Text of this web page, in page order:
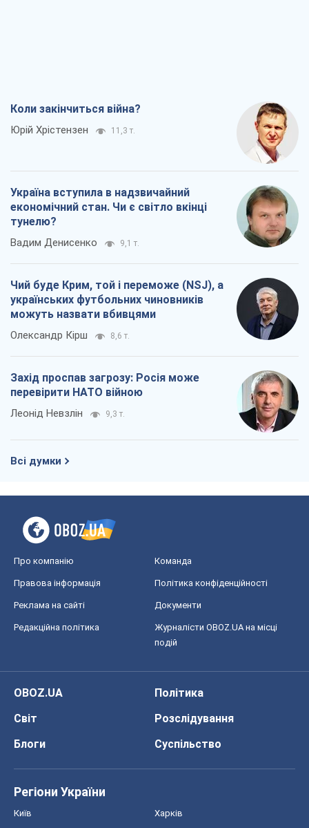
Коли закінчиться війна?
Юрій Хрістензен 11,3 т.
Україна вступила в надзвичайний
економічний стан. Чи є світло вкінці
тунелю?
Вадим Денисенко 9,1 т.
Чий буде Крим, той і переможе (NSJ), а
українських футбольних чиновників
можуть назвати вбивцями
Олександр Кірш 8,6 т.
Захід проспав загрозу: Росія може
перевірити НАТО війною
Леонід Невзлін 9,3 т.
Всі думки
Про компанію Команда
Правова інформація Політика конфіденційності
Реклама на сайті Документи
Редакційна політика
Журналісти OBOZ.UA на місці
подій
OBOZ.UA
Політика
Світ
Розслідування
Блоги
Суспільство
Регіони України
Київ Харків